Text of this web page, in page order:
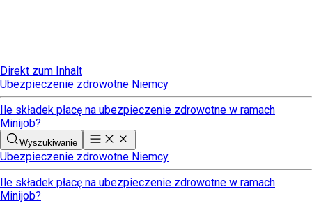
Direkt zum Inhalt
Ubezpieczenie zdrowotne Niemcy
Ile składek płacę na ubezpieczenie zdrowotne w ramach
Minijob?
Wyszukiwanie
Ubezpieczenie zdrowotne Niemcy
Ile składek płacę na ubezpieczenie zdrowotne w ramach
Minijob?